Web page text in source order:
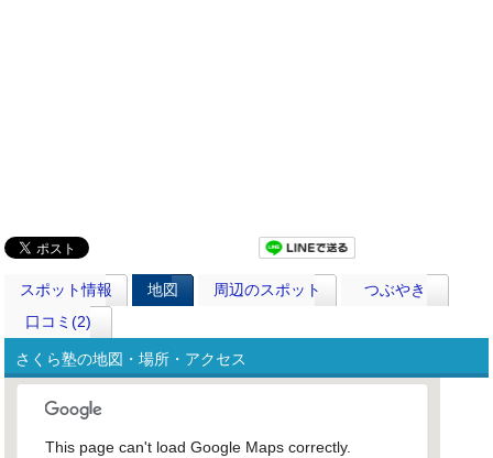
スポット情報 地図 周辺のスポット
つぶやき
口コミ(2)
さくら塾の地図・場所・アクセス
This page can't load Google Maps correctly.